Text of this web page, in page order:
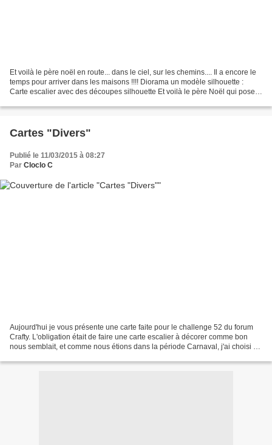
Et voilà le père noël en route... dans le ciel, sur les chemins.... Il a encore le
temps pour arriver dans les maisons !!!! Diorama un modèle silhouette :
Carte escalier avec des découpes silhouette Et voilà le père Noël qui pose
Cartes "Divers"
Publié le 11/03/2015 à 08:27
Par Cloclo C
Aujourd'hui je vous présente une carte faite pour le challenge 52 du forum
Crafty. L'obligation était de faire une carte escalier à décorer comme bon
nous semblait, et comme nous étions dans la période Carnaval, j'ai choisi ce